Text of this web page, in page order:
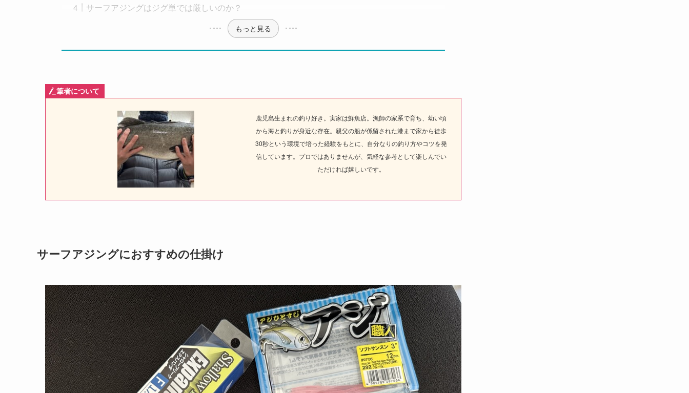
サーフアジングはジグ単では厳しいのか？
もっと見る
筆者について
鹿児島生まれの釣り好き。実家は鮮魚店。漁師の家系で育ち、幼い頃
から海と釣りが身近な存在。親父の船が係留された港まで家から徒歩
30秒という環境で培った経験をもとに、自分なりの釣り方やコツを発
信しています。プロではありませんが、気軽な参考として楽しんでい
ただければ嬉しいです。
サーフアジングにおすすめの仕掛け